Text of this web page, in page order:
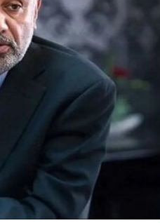
بالاتر = تا 3میلیارد وام سرمایه در گردش فروشندگان